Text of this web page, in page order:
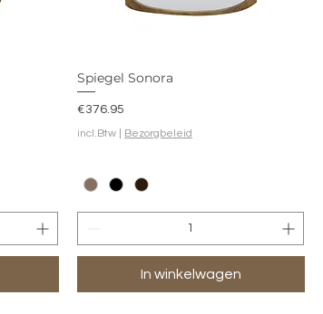
Spiegel Sonora
Prijs
€376.95
incl.Btw Bezorgbeleid
In winkelwagen